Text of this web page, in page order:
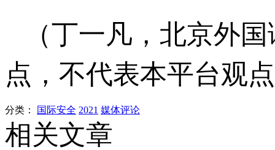
（丁一凡，北京外
点，不代表本平台观
分类： 国际安全 2021 媒体评论
相关文章